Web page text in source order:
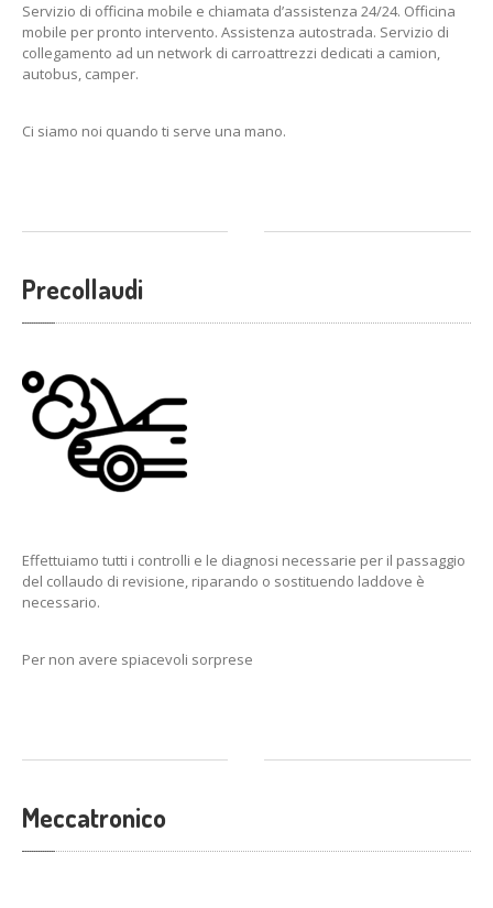
Servizio di officina mobile e chiamata d’assistenza 24/24. Officina
mobile per pronto intervento. Assistenza autostrada. Servizio di
collegamento ad un network di carroattrezzi dedicati a camion,
autobus, camper.
Ci siamo noi quando ti serve una mano.
Precollaudi
Effettuiamo tutti i controlli e le diagnosi necessarie per il passaggio
del collaudo di revisione, riparando o sostituendo laddove è
necessario.
Per non avere spiacevoli sorprese
Meccatronico